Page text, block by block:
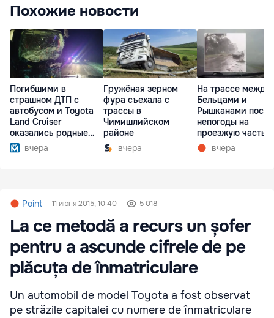
Похожие новости
Погибшими в
страшном ДТП с
автобусом и Toyota
Land Cruiser
оказались родные
братьявчера
Гружёная зерном
фура съехала с
трассы в
Чимишлийском
районе
вчера
На трассе между
Бельцами и
Рышканами после
непогоды на
проезжую часть
упали деревья
вчера
Point 11 июня 2015, 10:40 5 018
La ce metodă a recurs un șofer
pentru a ascunde cifrele de pe
plăcuța de înmatriculare
Un automobil de model Toyota a fost observat
pe străzile capitalei cu numere de înmatriculare